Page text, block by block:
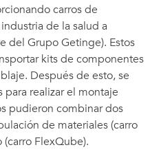
carros de
de la salud a
del Grupo Getinge). Estos
kits de componentes
Después de esto, se
para realizar el montaje
pudieron combinar dos
de materiales (carro
FlexQube).